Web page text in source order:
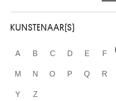
KUNSTENAAR(S)
A B C D E F
M N O P Q R
Y Z